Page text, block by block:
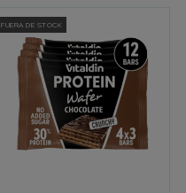
FUERA DE STOCK